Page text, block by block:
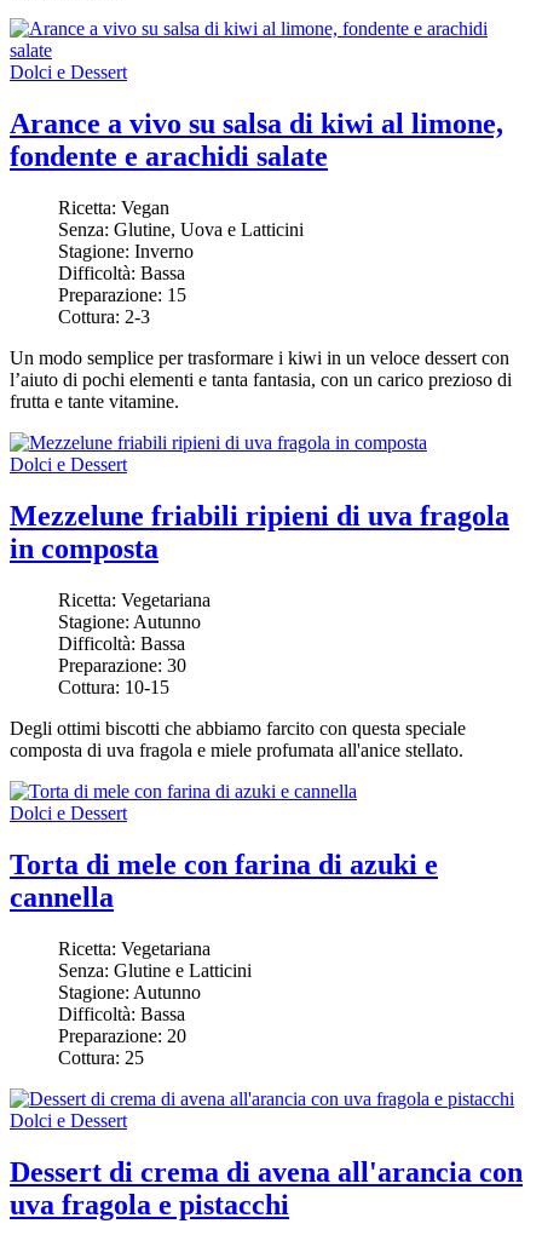
Dolci e Dessert
Arance a vivo su salsa di kiwi al limone,
fondente e arachidi salate
Ricetta: Vegan
Senza: Glutine, Uova e Latticini
Stagione: Inverno
Difficoltà: Bassa
Preparazione: 15
Cottura: 2-3
Un modo semplice per trasformare i kiwi in un veloce dessert con
l’aiuto di pochi elementi e tanta fantasia, con un carico prezioso di
frutta e tante vitamine.
Dolci e Dessert
Mezzelune friabili ripieni di uva fragola
in composta
Ricetta: Vegetariana
Stagione: Autunno
Difficoltà: Bassa
Preparazione: 30
Cottura: 10-15
Degli ottimi biscotti che abbiamo farcito con questa speciale
composta di uva fragola e miele profumata all'anice stellato.
Dolci e Dessert
Torta di mele con farina di azuki e
cannella
Ricetta: Vegetariana
Senza: Glutine e Latticini
Stagione: Autunno
Difficoltà: Bassa
Preparazione: 20
Cottura: 25
Dolci e Dessert
Dessert di crema di avena all'arancia con
uva fragola e pistacchi